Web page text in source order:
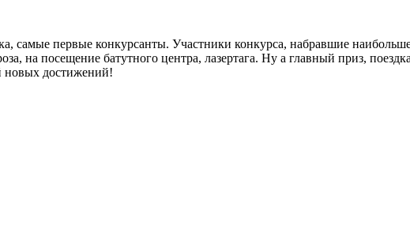
первые конкурсанты. Участники конкурса, набравшие
на посещение батутного центра, лазертага. Ну а главный приз,
новых достижений!